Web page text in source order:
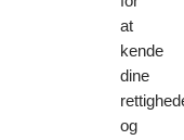
at
kende
dine
og